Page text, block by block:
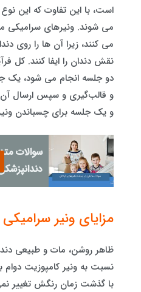
است، با این تفاوت که این نوع
می شوند. ونیرهای سرامیکی
می کنند، زیرا آن ها را روی
نقش دندان را ایفا کنند. کل
دو جلسه انجام می شود، یک
و قالب‌گیری و سپس ارسال آن
و یک جلسه برای چسباندن
سوالات
مزایای ونیر سرامیکی
ظاهر روشن، مات و طبیعی
نسبت به ونیر کامپوزیت دوام
با گذشت زمان رنگش تغییر